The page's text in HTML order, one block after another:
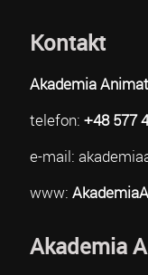
Kontakt
Akademia
telefon: +48 577
e-mail:
www:
Akademia